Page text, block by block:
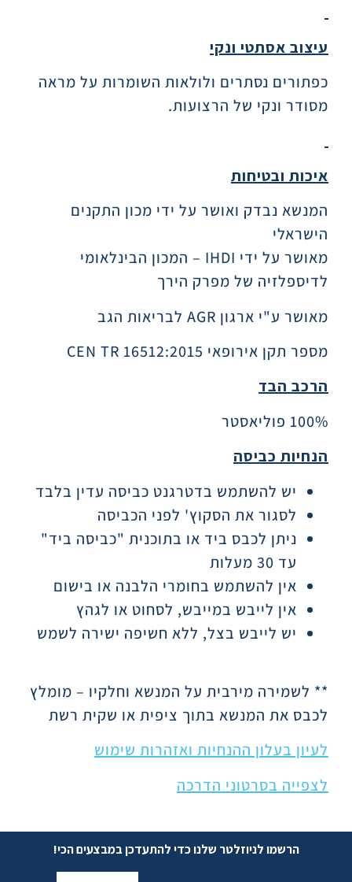
עיצוב אסתטי ונקי
כפתורים נסתרים ולולאות השומרות על מראה
מסודר ונקי של הרצועות.
איכות ובטיחות
המנשא נבדק ואושר על ידי מכון התקנים
הישראלי
מאושר על ידי IHDI – המכון הבינלאומי
לדיספלזיה של מפרק הירך
מאושר ע"י ארגון AGR לבריאות הגב
מספר תקן אירופאי CEN TR 16512:2015
הרכב הבד
100% פוליאסטר
הנחיות כביסה
יש להשתמש בדטרגנט כביסה עדין בלבד
לסגור את הסקוץ' לפני הכביסה
ניתן לכבס ביד או בתוכנית "כביסה ביד"
עד 30 מעלות
אין להשתמש בחומרי הלבנה או בישום
אין לייבש במייבש, לסחוט או לגהץ
יש לייבש בצל, ללא חשיפה ישירה לשמש
** לשמירה מירבית על המנשא וחלקיו – מומלץ
לכבס את המנשא בתוך ציפית או שקית רשת
לעיון בעלון ההנחיות ואזהרות שימוש
לצפייה בסרטוני הדרכה
הרשמו לניוזלטר שלנו כדי להתעדכן במבצעים הכי!